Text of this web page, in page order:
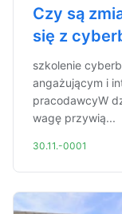
Czy są
się z
szkolenie
angażującym i
pracodawcyW
wagę przywią...
30.11.-0001